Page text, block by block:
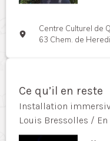
Centre Culturel de
63 Chem. de
Ce qu’il en reste
Installation
Louis Bressolles / En